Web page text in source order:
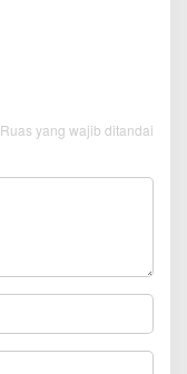
Ruas yang wajib ditandai